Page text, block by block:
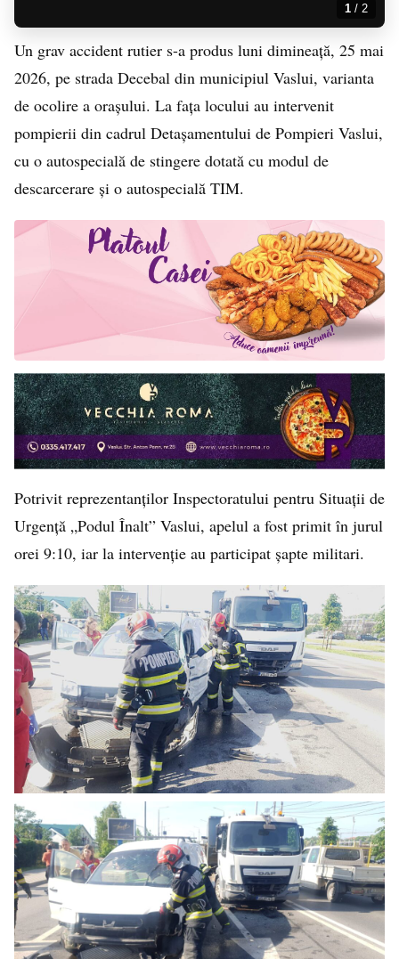
1 / 2
Un grav accident rutier s-a produs luni dimineață, 25 mai
2026, pe strada Decebal din municipiul Vaslui, varianta
de ocolire a orașului. La fața locului au intervenit
pompierii din cadrul Detașamentului de Pompieri Vaslui,
cu o autospecială de stingere dotată cu modul de
descarcerare și o autospecială TIM.
Potrivit reprezentanților Inspectoratului pentru Situații de
Urgență „Podul Înalt” Vaslui, apelul a fost primit în jurul
orei 9:10, iar la intervenție au participat șapte militari.